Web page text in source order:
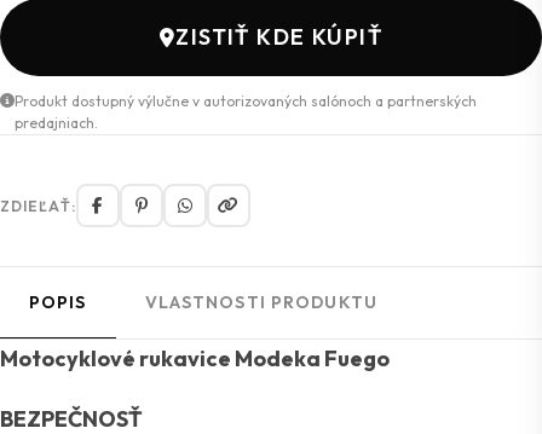
ZISTIŤ KDE KÚPIŤ
Produkt dostupný výlučne v autorizovaných salónoch a partnerských
predajniach.
ZDIEĽAŤ:
POPIS VLASTNOSTI PRODUKTU
Motocyklové rukavice Modeka Fuego
BEZPEČNOSŤ